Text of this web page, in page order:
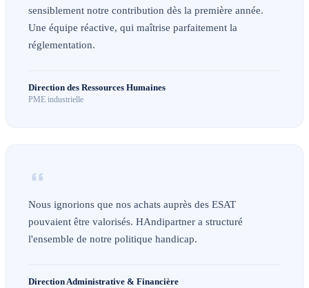
sensiblement notre contribution dès la première année.
Une équipe réactive, qui maîtrise parfaitement la
réglementation.
Direction des Ressources Humaines
PME industrielle
Nous ignorions que nos achats auprès des ESAT
pouvaient être valorisés. HAndipartner a structuré
l'ensemble de notre politique handicap.
Direction Administrative & Financière